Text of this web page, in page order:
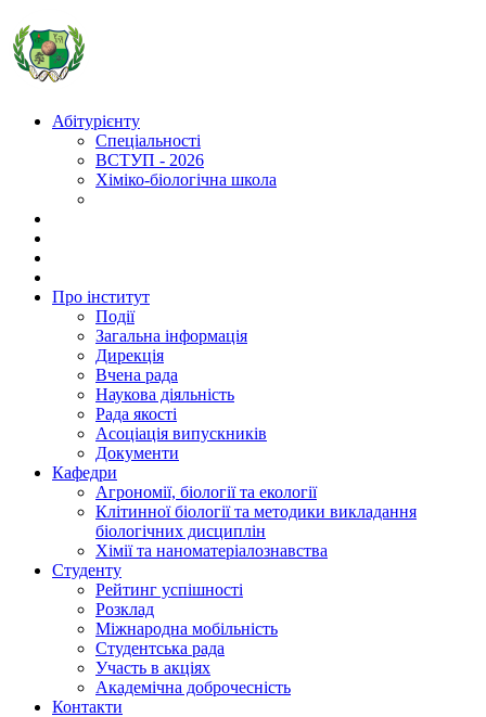
Абітурієнту
Спеціальності
ВСТУП - 2026
Хіміко-біологічна школа
Про інститут
Події
Загальна інформація
Дирекція
Вчена рада
Наукова діяльність
Рада якості
Асоціація випускників
Документи
Кафедри
Агрономії, біології та екології
Клітинної біології та методики викладання
біологічних дисциплін
Хімії та наноматеріалознавства
Студенту
Рейтинг успішності
Розклад
Міжнародна мобільність
Студентська рада
Участь в акціях
Академічна доброчесність
Контакти